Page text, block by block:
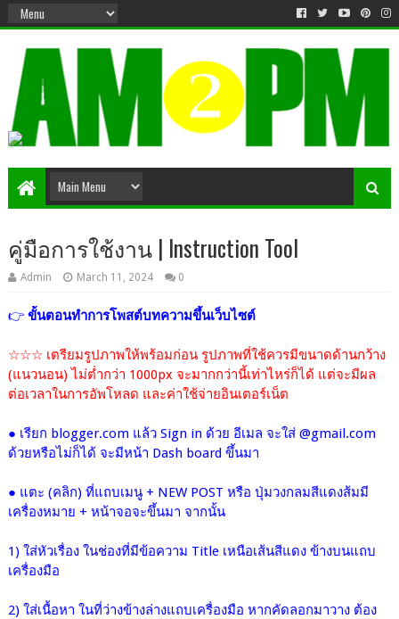
Matter & Entertainment
คู่มือการใช้งาน | Instruction Tool
Admin March 11, 2024 0
👉 ขั้นตอนทำการโพสต์บทความขึ้นเว็บไซต์
☆☆☆ เตรียมรูปภาพให้พร้อมก่อน รูปภาพที่ใช้ควรมีขนาดด้านกว้าง
(แนวนอน) ไม่ต่ำกว่า 1000px จะมากกว่านี้เท่าไหร่ก็ได้ แต่จะมีผล
ต่อเวลาในการอัพโหลด และค่าใช้จ่ายอินเตอร์เน็ต
● เรียก blogger.com แล้ว Sign in ด้วย อีเมล จะใส่ @gmail.com
ด้วยหรือไม่ก็ได้ จะมีหน้า Dash board ขึ้นมา
● แตะ (คลิก) ที่แถบเมนู + NEW POST หรือ ปุ่มวงกลมสีแดงส้มมี
เครื่องหมาย + หน้าจอจะขึ้นมา จากนั้น
1) ใส่หัวเรื่อง ในช่องที่มีข้อความ Title เหนือเส้นสีแดง ข้างบนแถบ
เครื่องมือ
2) ใส่เนื้อหา ในที่ว่างข้างล่างแถบเครื่องมือ หากคัดลอกมาวาง ต้อง